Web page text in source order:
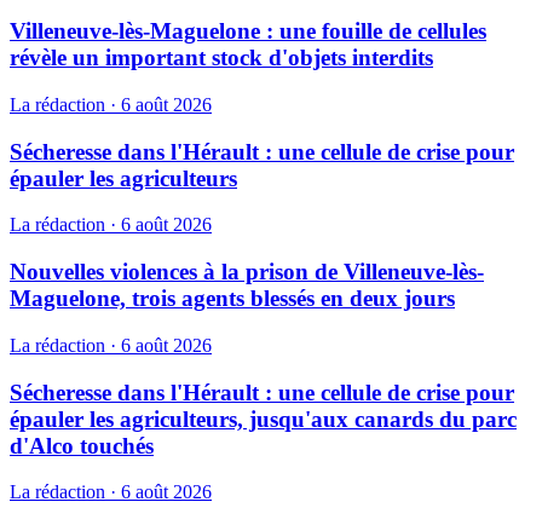
Villeneuve-lès-Maguelone : une fouille de cellules
révèle un important stock d'objets interdits
La rédaction · 6 août 2026
Sécheresse dans l'Hérault : une cellule de crise pour
épauler les agriculteurs
La rédaction · 6 août 2026
Nouvelles violences à la prison de Villeneuve-lès-
Maguelone, trois agents blessés en deux jours
La rédaction · 6 août 2026
Sécheresse dans l'Hérault : une cellule de crise pour
épauler les agriculteurs, jusqu'aux canards du parc
d'Alco touchés
La rédaction · 6 août 2026